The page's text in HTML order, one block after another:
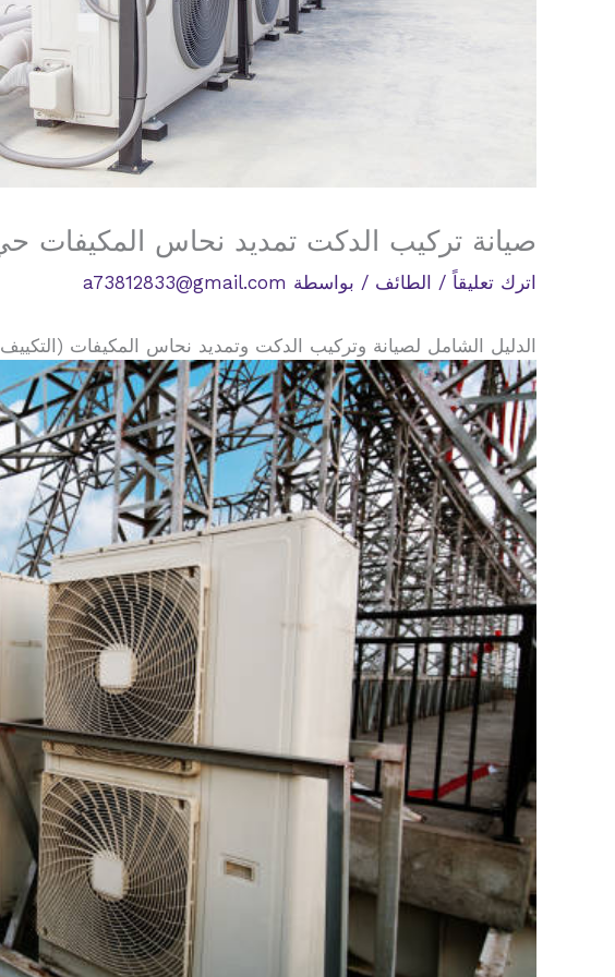
صيانة تركيب الدكت تمديد نحاس المكيفات
اترك تعليقاً / الطائف / بواسطة a73812833@gmail.com
الدليل الشامل لصيانة وتركيب الدكت وتمديد نحاس المكيفات